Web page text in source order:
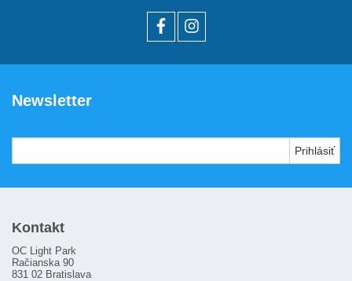
Kontakt
Newsletter
Kontakt
OC Light Park
Račianska 90
831 02 Bratislava